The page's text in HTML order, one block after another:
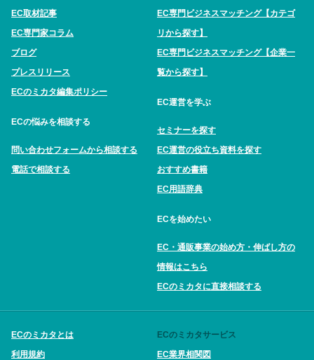
EC取材記事
EC専門家コラム
ブログ
プレスリリース
ECのミカタ編集ポリシー
ECの悩みを相談する
問い合わせフォームから相談する
電話で相談する
EC専門ビジネスマッチング【カテゴ
リから探す】
EC専門ビジネスマッチング【企業一
覧から探す】
EC運営を学ぶ
セミナーを探す
EC運営の役立ち資料を探す
おすすめ書籍
EC用語辞典
ECを始めたい
EC・通販事業の始め方・伸ばし方の
情報はこちら
ECのミカタに直接相談する
ECのミカタとは
利用規約
ECのミカタサービス
EC業界相関図